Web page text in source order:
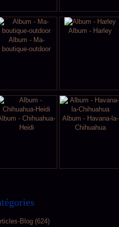
Album - Ma-
boutique-outdoor
Album - Harley
- Chihuahua-
Heidi
Album - Havana-la-
Chihuahua
Blog (624)